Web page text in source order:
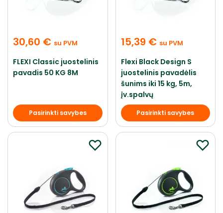
30,60 € su PVM
FLEXI Classic juostelinis
pavadis 50 KG 8M
Pasirinkti savybes
15,39 € su PVM
Flexi Black Design S
juostelinis pavadėlis
šunims iki 15 kg, 5m,
įv.spalvų
Pasirinkti savybes